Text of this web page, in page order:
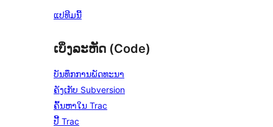
ແປທີມນີ້
ເບິ່ງລະຫັດ (Code)
ບັນທຶກການພັດທະນາ
ຄັງເກັບ Subversion
ຄົ້ນຫາໃນ Trac
ປີ້ Trac